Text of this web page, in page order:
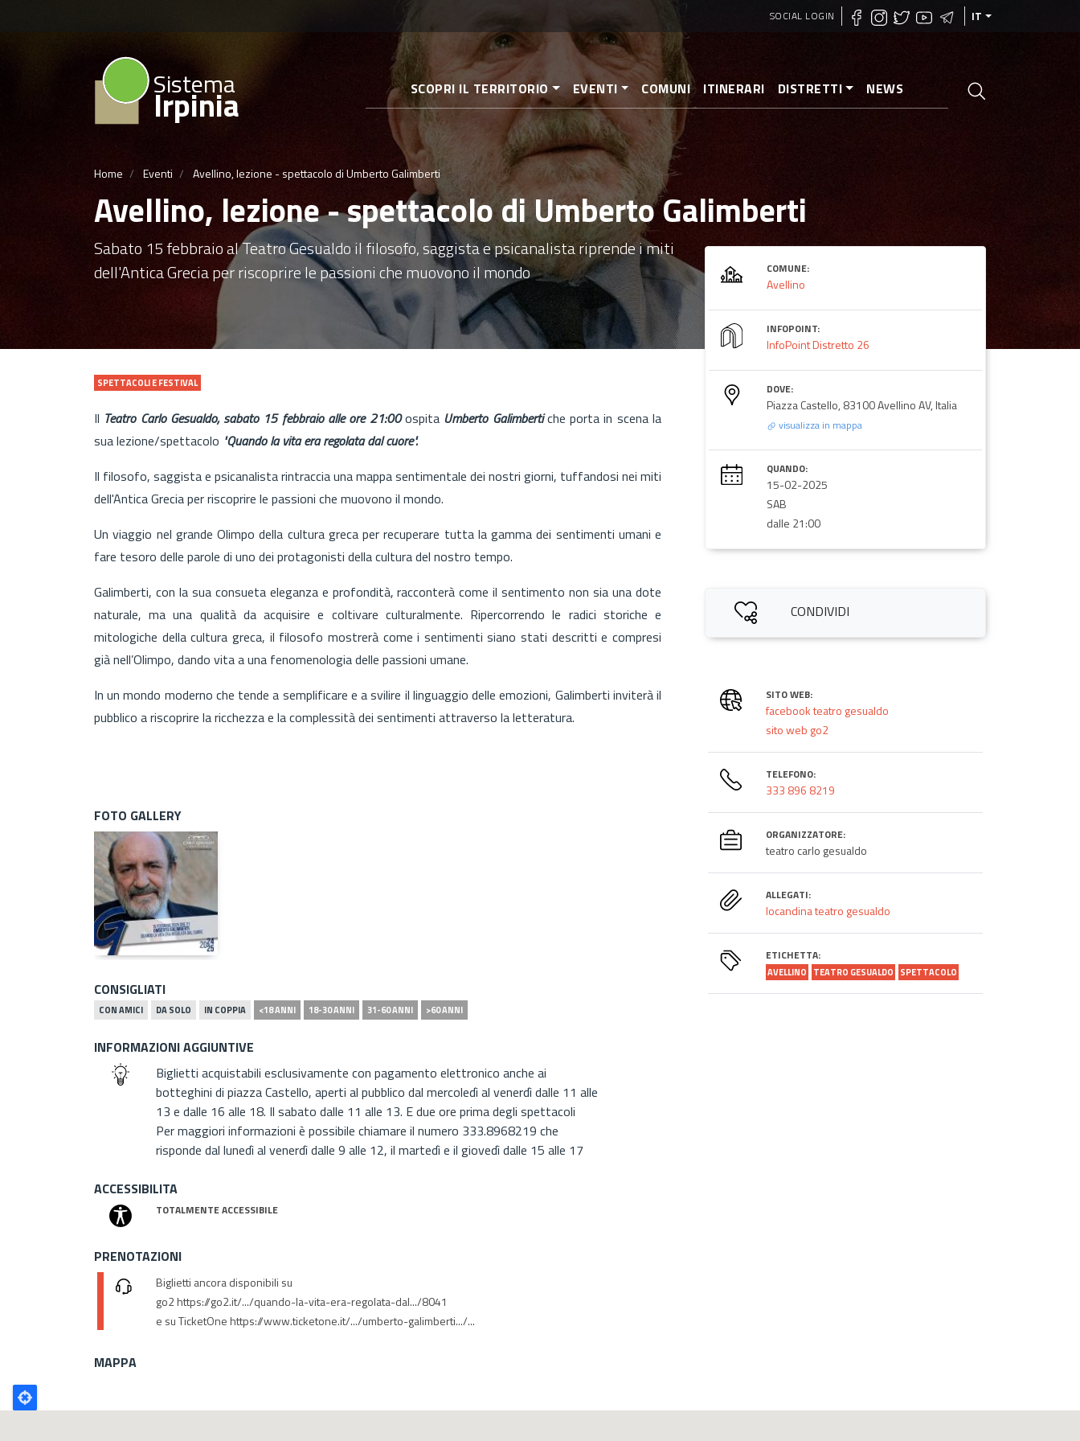
al
contenuto
SOCIAL LOGIN IT
Sistema
Irpinia SCOPRI IL TERRITORIO EVENTI COMUNI ITINERARI DISTRETTI NEWS
Home Eventi Avellino, lezione - spettacolo di Umberto Galimberti
Avellino, lezione - spettacolo di Umberto Galimberti
Sabato 15 febbraio al Teatro Gesualdo il filosofo, saggista e psicanalista riprende i miti
dell'Antica Grecia per riscoprire le passioni che muovono il mondo
SPETTACOLI E FESTIVAL
Il Teatro Carlo Gesualdo, sabato 15 febbraio alle ore 21:00ospita Umberto Galimbertiche porta in scena la
sua lezione/spettacolo "Quando la vita era regolata dal cuore".
Il filosofo, saggista e psicanalista rintraccia una mappa sentimentale dei nostri giorni, tuffandosi nei miti
dell'Antica Grecia per riscoprire le passioni che muovono il mondo.
Un viaggio nel grande Olimpo della cultura greca per recuperare tutta la gamma dei sentimenti umani e
fare tesoro delle parole di uno dei protagonisti della cultura del nostro tempo.
Galimberti, con la sua consueta eleganza e profondità, racconterà come il sentimento non sia una dote
naturale, ma una qualità da acquisire e coltivare culturalmente. Ripercorrendo le radici storiche e
mitologiche della cultura greca, il filosofo mostrerà come i sentimenti siano stati descritti e compresi
già nell’Olimpo, dando vita a una fenomenologia delle passioni umane.
In un mondo moderno che tende a semplificare e a svilire il linguaggio delle emozioni, Galimberti inviterà il
pubblico a riscoprire la ricchezza e la complessità dei sentimenti attraverso la letteratura.
FOTO GALLERY
CONSIGLIATI
CON AMICI DA SOLO IN COPPIA <18 ANNI 18-30 ANNI 31-60 ANNI >60 ANNI
INFORMAZIONI AGGIUNTIVE
Biglietti acquistabili esclusivamente con pagamento elettronico anche ai
botteghini di piazza Castello, aperti al pubblico dal mercoledì al venerdì dalle 11 alle
13 e dalle 16 alle 18. Il sabato dalle 11 alle 13. E due ore prima degli spettacoli
Per maggiori informazioni è possibile chiamare il numero 333.8968219 che
risponde dal lunedì al venerdì dalle 9 alle 12, il martedì e il giovedì dalle 15 alle 17
ACCESSIBILITA
TOTALMENTE ACCESSIBILE
PRENOTAZIONI
Biglietti ancora disponibili su
go2 https://go2.it/.../quando-la-vita-era-regolata-dal.../8041
e su TicketOne https://www.ticketone.it/.../umberto-galimberti.../...
COMUNE:
Avellino
INFOPOINT:
InfoPoint Distretto 26
DOVE:
Piazza Castello, 83100 Avellino AV, Italia
visualizza in mappa
QUANDO:
15-02-2025
SAB
dalle 21:00
CONDIVIDI
SITO WEB:
facebook teatro gesualdo
sito web go2
TELEFONO:
333 896 8219
ORGANIZZATORE:
teatro carlo gesualdo
ALLEGATI:
locandina teatro gesualdo
ETICHETTA:
AVELLINO TEATRO GESUALDO SPETTACOLO
MAPPA
Poligono
GEO